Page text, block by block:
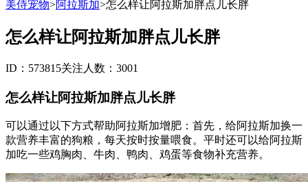
美侍宠物>阿拉斯加>怎么样让阿拉斯加胖点儿长胖
怎么样让阿拉斯加胖点儿长胖
ID：573815关注人数：3001
怎么样让阿拉斯加胖点儿长胖
可以通过以下方式帮助阿拉斯加增肥：首先，给阿拉斯加换一
款营养丰富的狗粮，每天按时按量喂食。平时还可以给阿拉斯
加吃一些鸡胸肉、牛肉、鸭肉、鸡蛋等食物补充营养。